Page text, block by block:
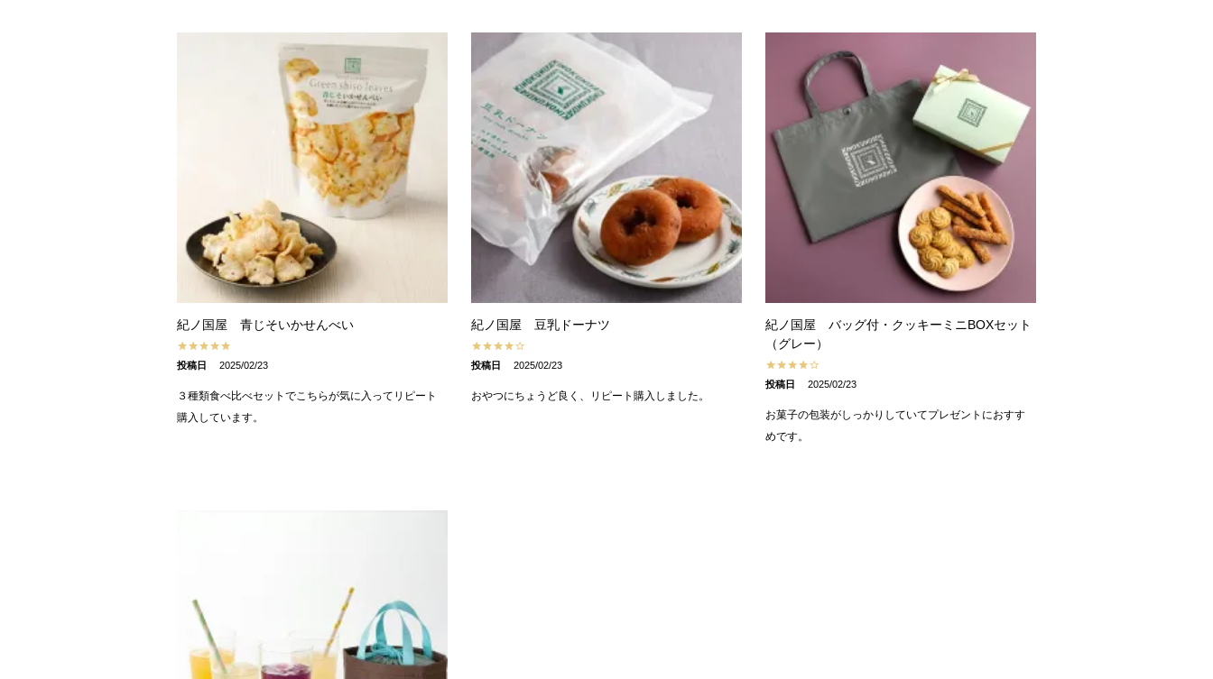
紀ノ国屋 青じそいかせんべい
投稿日 2025/02/23
３種類食べ比べセットでこちらが気に入ってリピート
購入しています。
紀ノ国屋 豆乳ドーナツ
投稿日 2025/02/23
おやつにちょうど良く、リピート購入しました。
紀ノ国屋 バッグ付・クッキーミニBOXセット
（グレー）
投稿日 2025/02/23
お菓子の包装がしっかりしていてプレゼントにおすす
めです。